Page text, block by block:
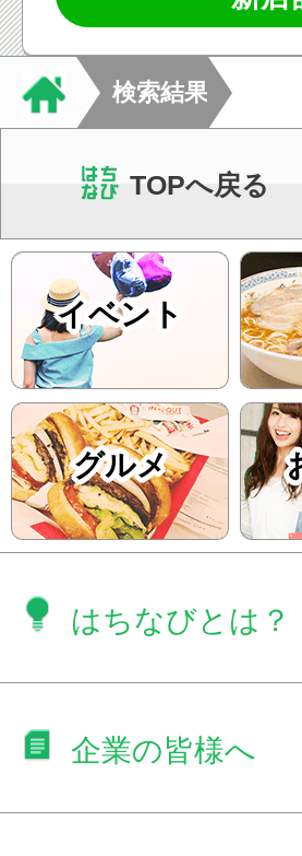
検索結果
TOPへ戻る
イベント
グルメ
はちなびとは？
企業の皆様へ